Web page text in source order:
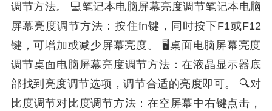
调节方法。 💻笔记本电脑屏幕亮度调节笔记本电脑
屏幕亮度调节方法：按住fn键，同时按下F1或F12
键，可增加或减少屏幕亮度。 🖥️桌面电脑屏幕亮度
调节桌面电脑屏幕亮度调节方法：在液晶显示器底
部找到亮度调节选项，调节合适的亮度即可。 🔍对
比度调节对比度调节方法：在空屏幕中右键点击，